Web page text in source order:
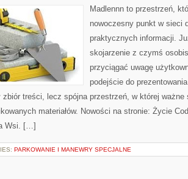
Madlennn to przestrzeń,
nowoczesny punkt w sieci
praktycznych informacji.
skojarzenie z czymś
przyciągać uwagę
podejście do
zbiór treści, lecz spójna przestrzeń, w której
materiałów. Nowości na stronie: Życie
Wsi. […]
PARKOWANIE I MANEWRY SPECJALNE